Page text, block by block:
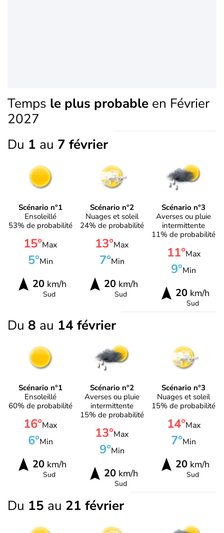
Temps le plus probable en Février
2027
Du 1 au 7 février
Scénario n°1
Ensoleillé
53% de probabilité
15°Max
5°Min
20km/h
Sud
Scénario n°2
Nuages et soleil
24% de probabilité
13°Max
7°Min
20km/h
Sud
Scénario n°3
Averses ou pluie
intermittente
11% de probabilité
11°Max
9°Min
20 km/h
Sud
Du 8 au 14 février
Scénario n°1
Ensoleillé
60% de probabilité
16°Max
6°Min
20km/h
Sud
Scénario n°2
Averses ou pluie
intermittente
15% de probabilité
13°Max
9°Min
20km/h
Sud
Scénario n°3
Nuages et soleil
15% de probabilité
14°Max
7°Min
20 km/h
Sud
Du 15 au 21 février